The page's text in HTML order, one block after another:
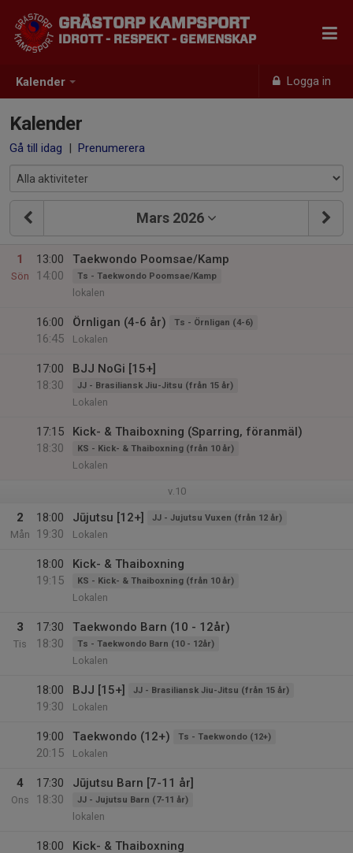
Kalender Logga in
GRÄSTORP KAMPSPORT
IDROTT - RESPEKT - GEMENSKAP
Kalender
Gå till idag | Prenumerera
Mars 2026
1
Sön
13:00
14:00
Taekwondo Poomsae/Kamp
Ts - Taekwondo Poomsae/Kamp
lokalen
16:00
16:45
Örnligan (4-6 år) Ts - Örnligan (4-6)
Lokalen
17:00
18:30
BJJ NoGi [15+]
JJ - Brasiliansk Jiu-Jitsu (från 15 år)
Lokalen
17:15
18:30
Kick- & Thaiboxning (Sparring, föranmäl)
KS - Kick- & Thaiboxning (från 10 år)
Lokalen
v.10
2
Mån
18:00
19:30
Jūjutsu [12+] JJ - Jujutsu Vuxen (från 12 år)
Lokalen
18:00
19:15
Kick- & Thaiboxning
KS - Kick- & Thaiboxning (från 10 år)
Lokalen
3
Tis
17:30
18:30
Taekwondo Barn (10 - 12år)
Ts - Taekwondo Barn (10 - 12år)
Lokalen
18:00
19:30
BJJ [15+] JJ - Brasiliansk Jiu-Jitsu (från 15 år)
Lokalen
19:00
20:15
Taekwondo (12+) Ts - Taekwondo (12+)
Lokalen
4
Ons
17:30
18:30
Jūjutsu Barn [7-11 år]
JJ - Jujutsu Barn (7-11 år)
lokalen
18:00
Kick- & Thaiboxning